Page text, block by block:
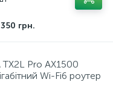
350 грн.
Pro AX1500
Wi-Fi6 роутер